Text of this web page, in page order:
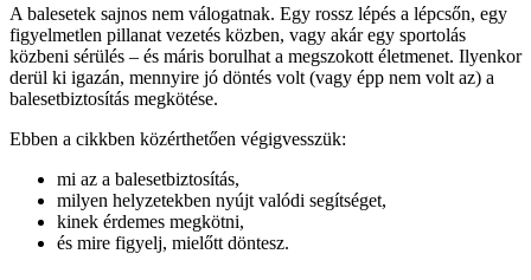
A balesetek sajnos nem válogatnak. Egy rossz lépés a lépcsőn, egy
figyelmetlen pillanat vezetés közben, vagy akár egy sportolás
közbeni sérülés – és máris borulhat a megszokott életmenet. Ilyenkor
derül ki igazán, mennyire jó döntés volt (vagy épp nem volt az) a
balesetbiztosítás megkötése.
Ebben a cikkben közérthetően végigvesszük:
mi az a balesetbiztosítás,
milyen helyzetekben nyújt valódi segítséget,
kinek érdemes megkötni,
és mire figyelj, mielőtt döntesz.